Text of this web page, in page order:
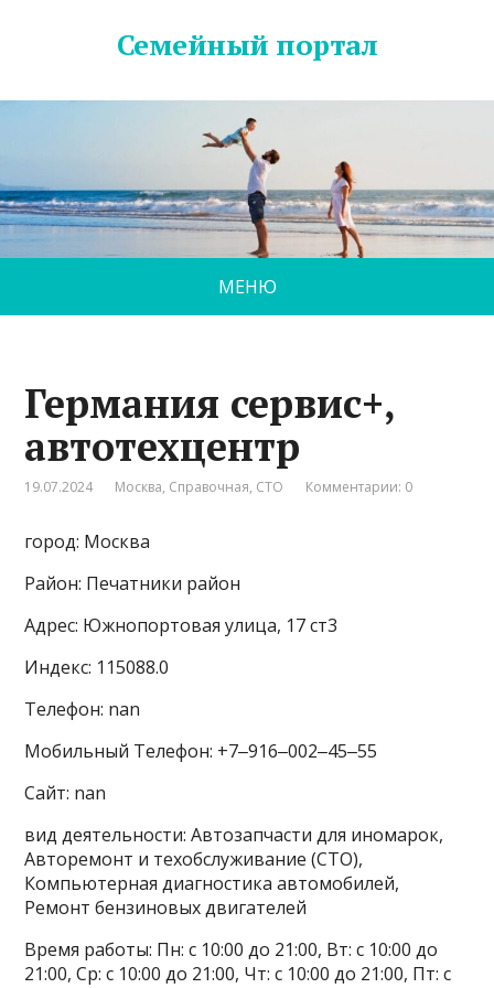
Семейный портал
МЕНЮ
Германия сервис+,
автотехцентр
19.07.2024 Москва, Справочная, СТО Комментарии: 0
город: Москва
Район: Печатники район
Адрес: Южнопортовая улица, 17 ст3
Индекс: 115088.0
Телефон: nan
Мобильный Телефон: +7‒916‒002‒45‒55
Сайт: nan
вид деятельности: Автозапчасти для иномарок,
Авторемонт и техобслуживание (СТО),
Компьютерная диагностика автомобилей,
Ремонт бензиновых двигателей
Время работы: Пн: с 10:00 до 21:00, Вт: с 10:00 до
21:00, Ср: с 10:00 до 21:00, Чт: с 10:00 до 21:00, Пт: с